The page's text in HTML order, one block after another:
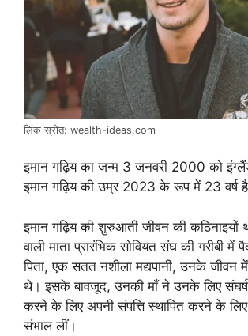
लिंक स्रोत: wealth-ideas.com
इमान गढ़िय का जन्म 3 जनवरी 2000 को
इमान गढ़िय की उम्र 2023 के रूप में 23 वर्ष
इमान गढ़िय की शुरुआती जीवन की कठिनाइयों
वाली माता प्रारंभिक सोवियत संघ की गरीबी
पिता, एक सतत नशीला मद्यपानी, उनके जीवन
थे। इसके बावजूद, उनकी माँ ने उनके लिए
करने के लिए अपनी संपत्ति स्थापित करने के लिए
संभाल लीं।